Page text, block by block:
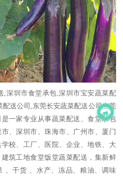
,深圳市食堂承包,深圳市宝安蔬菜配
送公司,东莞长安蔬菜配送公司东莞
一家专业从事蔬菜配送、食堂承包
、深圳市、珠海市、广州市、厦门
校、工厂、医院、企业、地铁、大
筑工地食堂饭堂蔬菜配送，集新鲜
、干货 、水产、冻品、粮油、调味